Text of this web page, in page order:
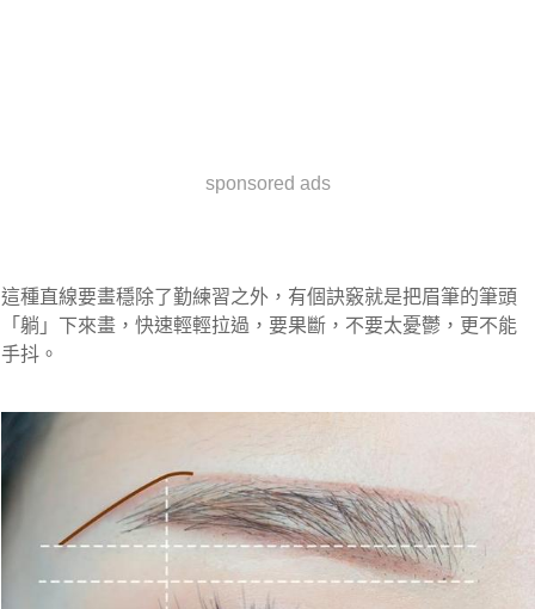
sponsored ads
這種直線要畫穩除了勤練習之外，有個訣竅就是把眉筆的筆頭
「躺」下來畫，快速輕輕拉過，要果斷，不要太憂鬱，更不能
手抖。